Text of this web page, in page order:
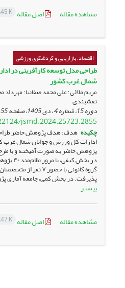
مشاهده مقاله اصل مقاله K
اقتصاد، بازاریابی و گردشگری ورزشی
طراحی مدل توسعه کارآفرینی در
شمال غرب کشور
مریم ملائی؛ علی محمد صفانیا؛
نقشبندی
دوره 15، شماره 4 ، دی 1405، صفحه 178
jsmd.2024.25723.2855
چکیده هدف: هدف پژوهش حاضر
ادارات کل ورزش و جوانان شمال
پژوهش حاضر به صورت آمیخته و با
در بخش
گروه کانونی با حضور ۷
پذیرفت. در بخش کمی، جامعه آماری
بیشتر
مشاهده مقاله اصل مقاله K